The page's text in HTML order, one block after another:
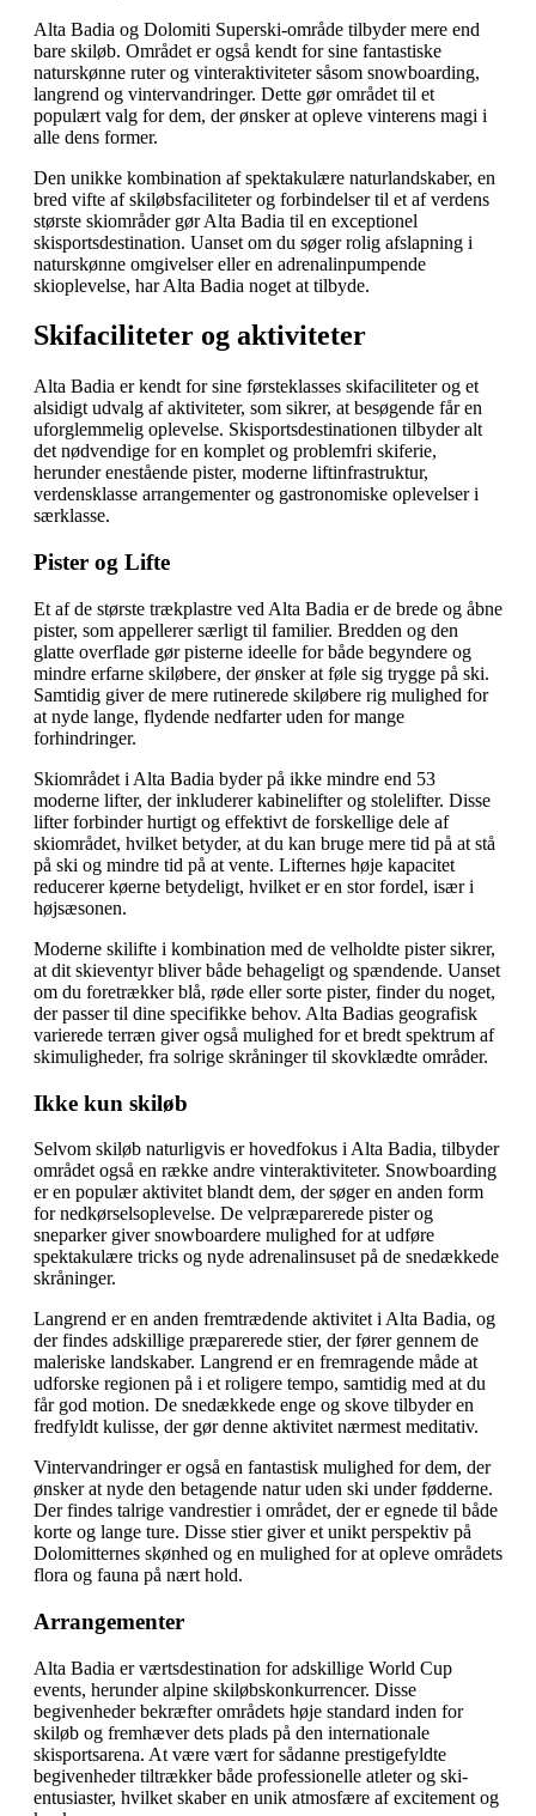
Alta Badia og Dolomiti Superski-område tilbyder mere end
bare skiløb. Området er også kendt for sine fantastiske
naturskønne ruter og vinteraktiviteter såsom snowboarding,
langrend og vintervandringer. Dette gør området til et
populært valg for dem, der ønsker at opleve vinterens magi i
alle dens former.
Den unikke kombination af spektakulære naturlandskaber, en
bred vifte af skiløbsfaciliteter og forbindelser til et af verdens
største skiområder gør Alta Badia til en exceptionel
skisportsdestination. Uanset om du søger rolig afslapning i
naturskønne omgivelser eller en adrenalinpumpende
skioplevelse, har Alta Badia noget at tilbyde.
Skifaciliteter og aktiviteter
Alta Badia er kendt for sine førsteklasses skifaciliteter og et
alsidigt udvalg af aktiviteter, som sikrer, at besøgende får en
uforglemmelig oplevelse. Skisportsdestinationen tilbyder alt
det nødvendige for en komplet og problemfri skiferie,
herunder enestående pister, moderne liftinfrastruktur,
verdensklasse arrangementer og gastronomiske oplevelser i
særklasse.
Pister og Lifte
Et af de største trækplastre ved Alta Badia er de brede og åbne
pister, som appellerer særligt til familier. Bredden og den
glatte overflade gør pisterne ideelle for både begyndere og
mindre erfarne skiløbere, der ønsker at føle sig trygge på ski.
Samtidig giver de mere rutinerede skiløbere rig mulighed for
at nyde lange, flydende nedfarter uden for mange
forhindringer.
Skiområdet i Alta Badia byder på ikke mindre end 53
moderne lifter, der inkluderer kabinelifter og stolelifter. Disse
lifter forbinder hurtigt og effektivt de forskellige dele af
skiområdet, hvilket betyder, at du kan bruge mere tid på at stå
på ski og mindre tid på at vente. Lifternes høje kapacitet
reducerer køerne betydeligt, hvilket er en stor fordel, især i
højsæsonen.
Moderne skilifte i kombination med de velholdte pister sikrer,
at dit skieventyr bliver både behageligt og spændende. Uanset
om du foretrækker blå, røde eller sorte pister, finder du noget,
der passer til dine specifikke behov. Alta Badias geografisk
varierede terræn giver også mulighed for et bredt spektrum af
skimuligheder, fra solrige skråninger til skovklædte områder.
Ikke kun skiløb
Selvom skiløb naturligvis er hovedfokus i Alta Badia, tilbyder
området også en række andre vinteraktiviteter. Snowboarding
er en populær aktivitet blandt dem, der søger en anden form
for nedkørselsoplevelse. De velpræparerede pister og
sneparker giver snowboardere mulighed for at udføre
spektakulære tricks og nyde adrenalinsuset på de snedækkede
skråninger.
Langrend er en anden fremtrædende aktivitet i Alta Badia, og
der findes adskillige præparerede stier, der fører gennem de
maleriske landskaber. Langrend er en fremragende måde at
udforske regionen på i et roligere tempo, samtidig med at du
får god motion. De snedækkede enge og skove tilbyder en
fredfyldt kulisse, der gør denne aktivitet nærmest meditativ.
Vintervandringer er også en fantastisk mulighed for dem, der
ønsker at nyde den betagende natur uden ski under fødderne.
Der findes talrige vandrestier i området, der er egnede til både
korte og lange ture. Disse stier giver et unikt perspektiv på
Dolomitternes skønhed og en mulighed for at opleve områdets
flora og fauna på nært hold.
Arrangementer
Alta Badia er værtsdestination for adskillige World Cup
events, herunder alpine skiløbskonkurrencer. Disse
begivenheder bekræfter områdets høje standard inden for
skiløb og fremhæver dets plads på den internationale
skisportsarena. At være vært for sådanne prestigefyldte
begivenheder tiltrækker både professionelle atleter og ski-
entusiaster, hvilket skaber en unik atmosfære af excitement og